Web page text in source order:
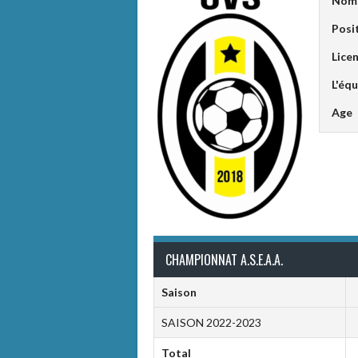
Age
CHAMPIONNAT A.S.E.A.A.
Saison
SAISON 2022-2023
Total